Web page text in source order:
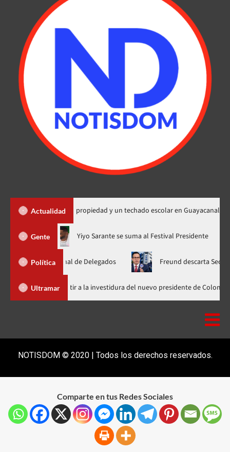
Actualidad
títulos de propiedad y un techado escolar en Guayacanal
Gente
en nuevo horario Yiyo Sarante se suma al Festival
Política
Nacional de Delegados Freund descarta Secretaría de
Ultramar
Abinader llega a Cali para asistir a la investidura del nuevo
NOTISDOM © 2020 | Todos los derechos reservados.
Comparte en tus Redes Sociales